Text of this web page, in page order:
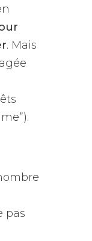
. Mais
”).
pas